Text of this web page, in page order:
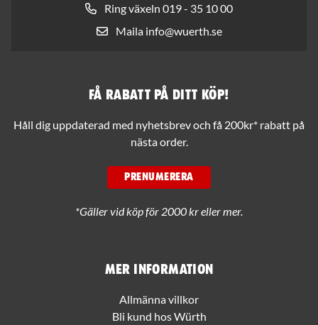
Ring växeln 019 - 35 10 00
Maila info@wuerth.se
Mer information
Allmänna villkor
Bli kund hos Würth
Få rabatt på ditt köp!
Håll dig uppdaterad med nyhetsbrev och få 200kr* rabatt på
nästa order.
PRENUMERERA
*Gäller vid köp för 2000 kr eller mer.